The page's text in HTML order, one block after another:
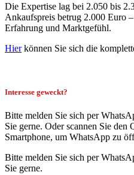
Die Expertise lag bei 2.050 bis
Ankaufspreis betrug 2.000 Euro
Erfahrung und Marktgefühl.
Hierkönnen Sie sich die
Interesse geweckt?
Bitte melden Sie sich per
Sie gerne. Oder scannen Sie den
Smartphone, um WhatsApp zu
Bitte melden Sie sich per
Sie gerne.